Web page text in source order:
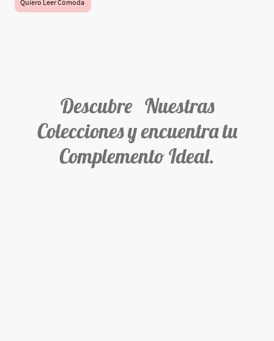
Quiero Leer Cómoda
Descubre Nuestras
Colecciones y encuentra tu
Complemento Ideal.